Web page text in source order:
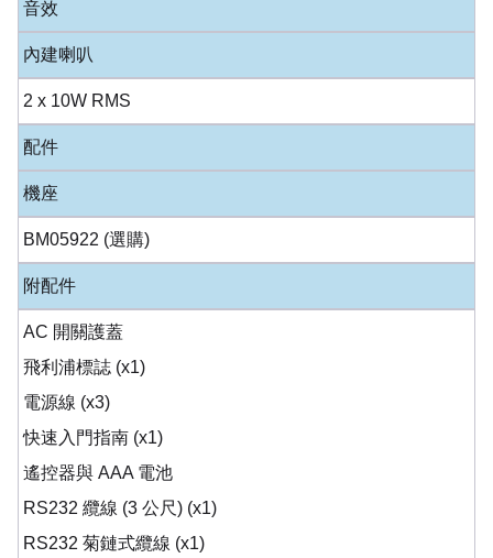
音效
內建喇叭
2 x 10W RMS
配件
機座
BM05922 (選購)
附配件
AC 開關護蓋
飛利浦標誌 (x1)
電源線 (x3)
快速入門指南 (x1)
遙控器與 AAA 電池
RS232 纜線 (3 公尺) (x1)
RS232 菊鏈式纜線 (x1)